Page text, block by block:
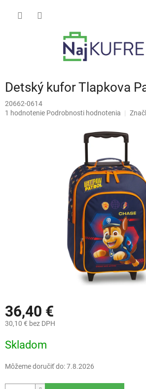
Detský kufor Tlapkova
20662-0614
Priemerné
1 hodnotenie Podrobnosti hodnotenia
36,40 €
30,10 € bez DPH
cena:
Skladom
Môžeme doručiť do:7.8.2026